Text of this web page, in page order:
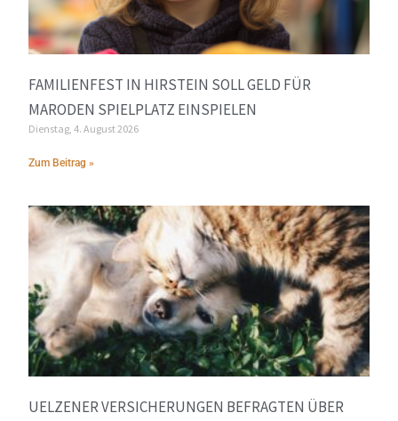
FAMILIENFEST IN HIRSTEIN SOLL GELD FÜR
MARODEN SPIELPLATZ EINSPIELEN
Dienstag, 4. August 2026
Zum Beitrag »
UELZENER VERSICHERUNGEN BEFRAGTEN ÜBER